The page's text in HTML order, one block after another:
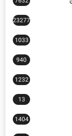
23277
1033
940
1232
13
1404
897